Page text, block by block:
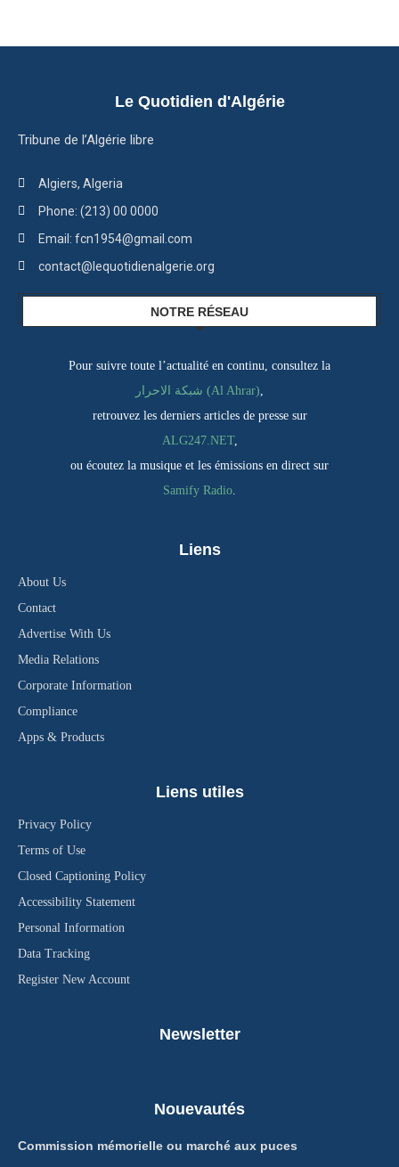
Le Quotidien d'Algérie
Tribune de l’Algérie libre
Algiers, Algeria
Phone: (213) 00 0000
Email: fcn1954@gmail.com
contact@lequotidienalgerie.org
NOTRE RÉSEAU
Pour suivre toute l’actualité en continu, consultez la
شبكة الاحرار (Al Ahrar),
retrouvez les derniers articles de presse sur
ALG247.NET,
ou écoutez la musique et les émissions en direct sur
Samify Radio.
Liens
About Us
Contact
Advertise With Us
Media Relations
Corporate Information
Compliance
Apps & Products
Liens utiles
Privacy Policy
Terms of Use
Closed Captioning Policy
Accessibility Statement
Personal Information
Data Tracking
Register New Account
Newsletter
Nouevautés
Commission mémorielle ou marché aux puces